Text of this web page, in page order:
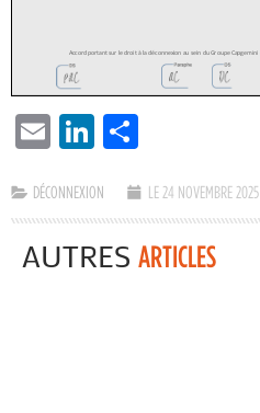
EMAIL LINKEDIN
DÉCONNEXION LE 24 NOVEMBRE 2025
AUTRES ARTICLES